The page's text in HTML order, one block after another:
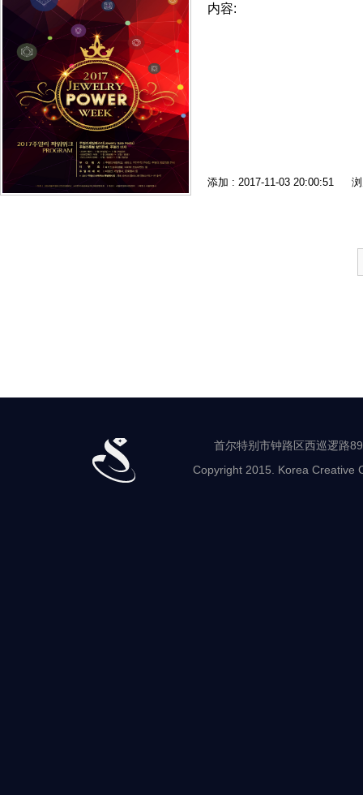
内容:
添加 : 2017-11-03 20:00:51
首尔特别市钟路区西巡逻路
Copyright 2015. Korea Creative